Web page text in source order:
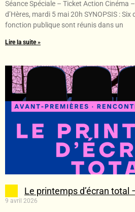
Séance Spéciale – Ticket Action Cinéma
d’Hères, mardi 5 mai 20h SYNOPSIS :
fonction publique sont réunis dans un
Lire la suite »
Le printemps d’écran total
9 avril 2026